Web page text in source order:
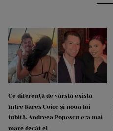
Ce diferență de vârstă există
între Rareș Cojoc și noua lui
iubită. Andreea Popescu era mai
mare decât el